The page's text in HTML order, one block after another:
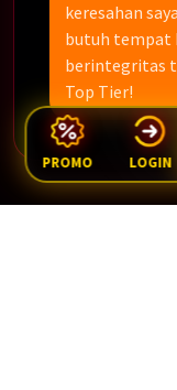
keresahan
butuh tempat
berintegritas
Top Tier!
PROMO LOGIN